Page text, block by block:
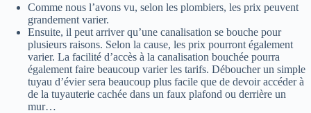
Comme nous l’avons vu, selon les plombiers, les prix peuvent
grandement varier.
Ensuite, il peut arriver qu’une canalisation se bouche pour
plusieurs raisons. Selon la cause, les prix pourront également
varier. La facilité d’accès à la canalisation bouchée pourra
également faire beaucoup varier les tarifs. Déboucher un simple
tuyau d’évier sera beaucoup plus facile que de devoir accéder à
de la tuyauterie cachée dans un faux plafond ou derrière un
mur…